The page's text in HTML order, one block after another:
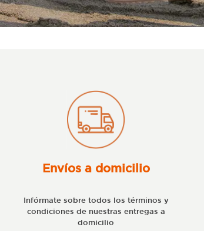
Envíos a domicilio
Infórmate sobre todos los términos y
condiciones de nuestras entregas a
domicilio